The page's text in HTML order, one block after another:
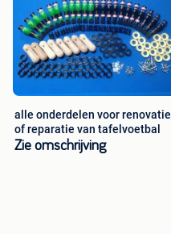
alle onderdelen voor renovatie
of reparatie van tafelvoetbal
Zie omschrijving